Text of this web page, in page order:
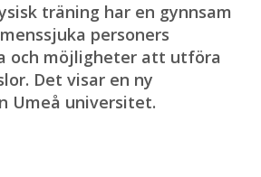
träning har en gynnsam
personers
och möjligheter att utföra
Det visar en ny
Umeå universitet.